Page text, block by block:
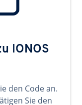
IONOS
den Code an.
Sie den